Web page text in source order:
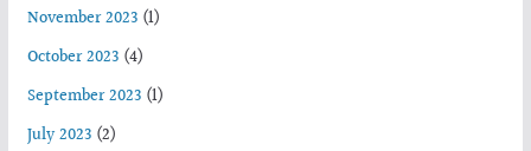
November 2023(1)
October 2023(4)
September 2023(1)
July 2023(2)